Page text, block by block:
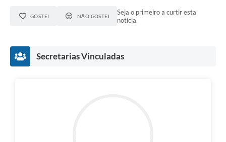
GOSTEI NÃO GOSTEI
Seja o primeiro a curtir esta
notícia.
Secretarias Vinculadas